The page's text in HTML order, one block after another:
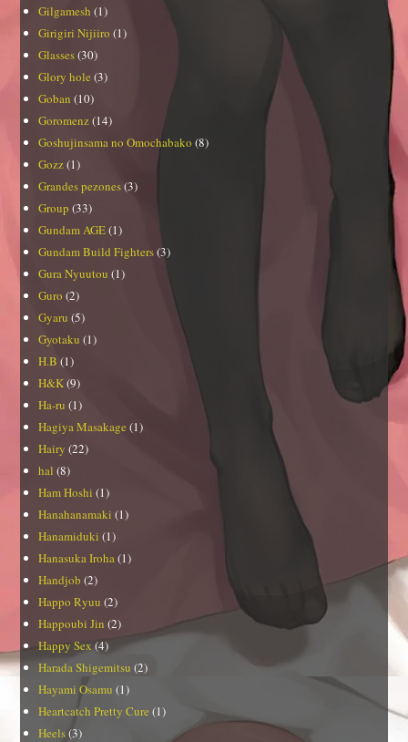
Gilgamesh (1)
Girigiri Nijiiro (1)
Glasses(30)
Glory hole (3)
Goban (10)
Goromenz(14)
Goshujinsama no Omochabako (8)
Gozz(1)
Grandes pezones(3)
Group (33)
Gundam AGE(1)
Gundam Build Fighters(3)
Gura Nyuutou (1)
Guro (2)
Gyaru (5)
Gyotaku (1)
H.B (1)
H&K(9)
Ha-ru (1)
Hagiya Masakage (1)
Hairy (22)
hal (8)
Ham Hoshi (1)
Hanahanamaki (1)
Hanamiduki (1)
Hanasuka Iroha (1)
Handjob (2)
Happo Ryuu (2)
Happoubi Jin (2)
Happy Sex (4)
Harada Shigemitsu (2)
Hayami Osamu (1)
Heartcatch Pretty Cure (1)
Heels(3)